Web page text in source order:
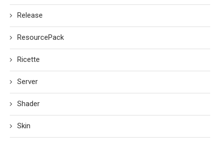
Release
ResourcePack
Ricette
Server
Shader
Skin